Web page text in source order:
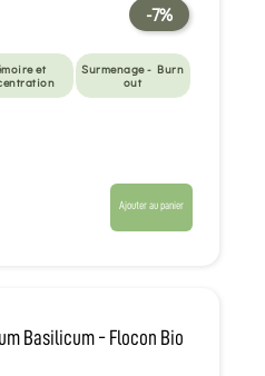
-7%
et
Surmenage - Burn
out
Ajouter au panier
Basilicum - Flocon Bio